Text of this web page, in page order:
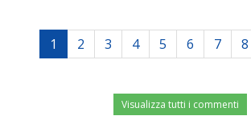
1 2 3 4 5 6 7 8
Visualizza tutti i commenti